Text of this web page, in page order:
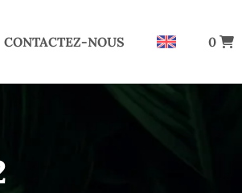
CONTACTEZ-NOUS 0